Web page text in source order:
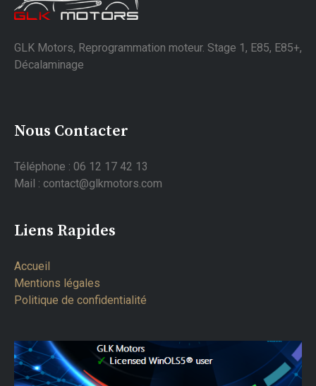
GLK Motors, Reprogrammation moteur. Stage 1, E85, E85+,
Décalaminage
Nous Contacter
Téléphone : 06 12 17 42 13
Mail : contact@glkmotors.com
Liens Rapides
Accueil
Mentions légales
Politique de confidentialité